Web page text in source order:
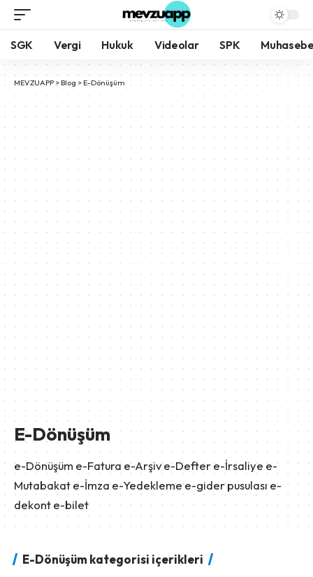
SGK Vergi Hukuk Videolar SPK
MEVZUAPP > Blog > E-Dönüşüm
E-Dönüşüm
e-Dönüşüm e-Fatura e-Arşiv e-Defter e-İrsaliye e-
Mutabakat e-İmza e-Yedekleme e-gider pusulası e-
dekont e-bilet
E-Dönüşüm kategorisi içerikleri